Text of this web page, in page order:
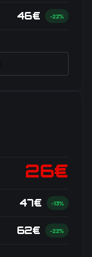
46€ -22%
26€
47€ -13%
62€ -22%